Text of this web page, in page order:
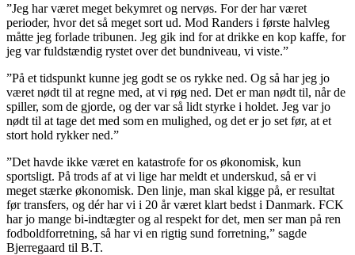
”Jeg har været meget bekymret og nervøs. For der har været
perioder, hvor det så meget sort ud. Mod Randers i første halvleg
måtte jeg forlade tribunen. Jeg gik ind for at drikke en kop kaffe, for
jeg var fuldstændig rystet over det bundniveau, vi viste.”
”På et tidspunkt kunne jeg godt se os rykke ned. Og så har jeg jo
været nødt til at regne med, at vi røg ned. Det er man nødt til, når de
spiller, som de gjorde, og der var så lidt styrke i holdet. Jeg var jo
nødt til at tage det med som en mulighed, og det er jo set før, at et
stort hold rykker ned.”
”Det havde ikke været en katastrofe for os økonomisk, kun
sportsligt. På trods af at vi lige har meldt et underskud, så er vi
meget stærke økonomisk. Den linje, man skal kigge på, er resultat
før transfers, og dér har vi i 20 år været klart bedst i Danmark. FCK
har jo mange bi-indtægter og al respekt for det, men ser man på ren
fodboldforretning, så har vi en rigtig sund forretning,” sagde
Bjerregaard til B.T.